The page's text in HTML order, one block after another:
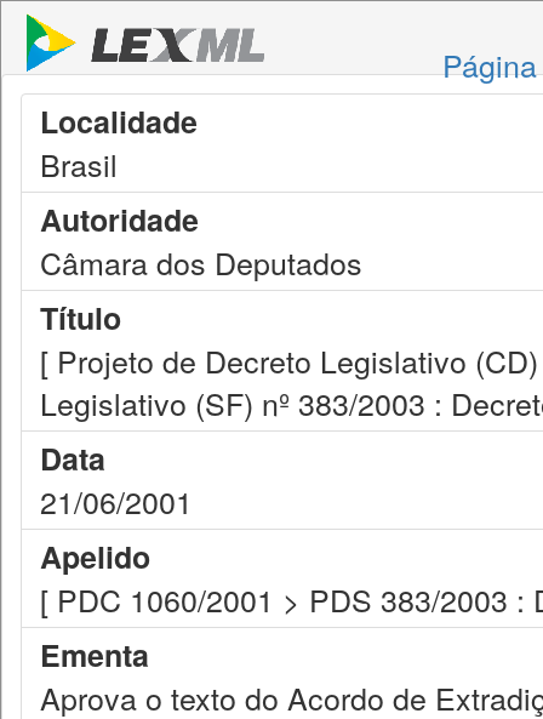
Localidade
Brasil
Autoridade
Câmara dos Deputados
Título
[ Projeto de Decreto Legislativo
Legislativo (SF) nº 383/2003 :
Data
21/06/2001
Apelido
[ PDC 1060/2001 > PDS 383/2003 :
Ementa
Aprova o texto do Acordo de